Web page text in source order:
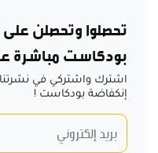
تحصلوا وتحصلن
بودكاست مباشرة
اشترك واشتركي في نشرتنا
إنكفاضة بودكاست !